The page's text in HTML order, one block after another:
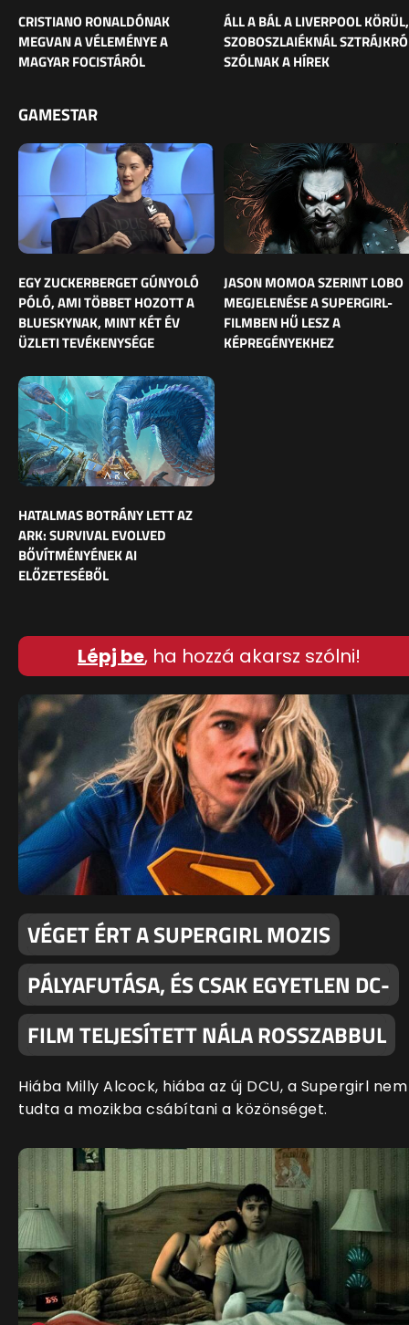
CRISTIANO RONALDÓNAK
MEGVAN A VÉLEMÉNYE A
MAGYAR FOCISTÁRÓL
ÁLL A BÁL A LIVERPOOL KÖRÜL,
SZOBOSZLAIÉKNÁL
SZÓLNAK A HÍREK
GAMESTAR
EGY ZUCKERBERGET GÚNYOLÓ
PÓLÓ, AMI TÖBBET HOZOTT A
BLUESKYNAK, MINT KÉT ÉV
ÜZLETI TEVÉKENYSÉGE
JASON MOMOA SZERINT LOBO
MEGJELENÉSE A SUPERGIRL-
FILMBEN HŰ LESZ A
KÉPREGÉNYEKHEZ
HATALMAS BOTRÁNY LETT AZ
ARK: SURVIVAL EVOLVED
BŐVÍTMÉNYÉNEK AI
ELŐZETESÉBŐL
Lépj be, ha hozzá akarsz szólni!
VÉGET ÉRT A SUPERGIRL MOZIS
PÁLYAFUTÁSA, ÉS CSAK EGYETLEN DC-
FILM TELJESÍTETT NÁLA ROSSZABBUL
Hiába Milly Alcock, hiába az új DCU, a Supergirl nem
tudta a mozikba csábítani a közönséget.